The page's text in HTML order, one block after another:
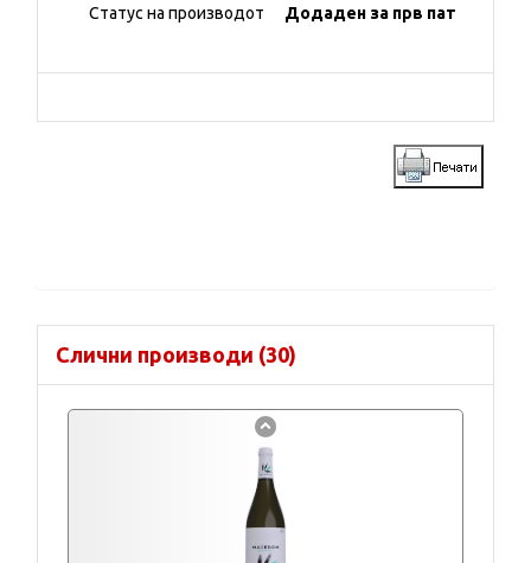
Статус на производот
Додаден за прв пат
Слични производи (30)